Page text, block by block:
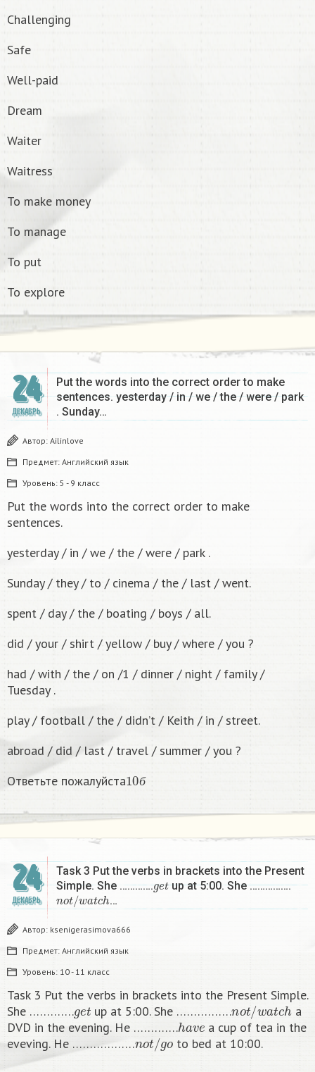
Challenging
Safe
Well-paid
Dream
Waiter
Waitress
To make money
To manage
To put
To explore
24
ДЕКАБРЬ
Put the words into the correct order to make
sentences. yesterday / in / we / the / were / park
. Sunday…
Автор: Ailinlove
Предмет: Английский язык
Уровень: 5 - 9 класс
Put the words into the correct order to make
sentences.
yesterday / in / we / the / were / park .
Sunday / they / to / cinema / the / last / went.
spent / day / the / boating / boys / all.
did / your / shirt / yellow / buy / where / you ?
had / with / the / on /1 / dinner / night / family /
Tuesday .
play / football / the / didn’t / Keith / in / street.
abroad / did / last / travel / summer / you ?
Ответьте пожалуйста
б
10
24
ДЕКАБРЬ
Task 3 Put the verbs in brackets into the Present
Simple. She ………….g etup at 5:00. She …………….
not/w at ch…
Автор: ksenigerasimova666
Предмет: Английский язык
Уровень: 10 - 11 класс
Task 3 Put the verbs in brackets into the Present Simple.
She ………….ge tup at 5:00. She …………….not/watcha
DVD in the evening. He ………….have a cup of tea in the
eveving. He ………………not/go to bed at 10:00. ​